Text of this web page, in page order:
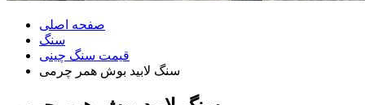
صفحه اصلی
سنگ
قیمت سنگ چینی
سنگ لابید بوش همر چرمی